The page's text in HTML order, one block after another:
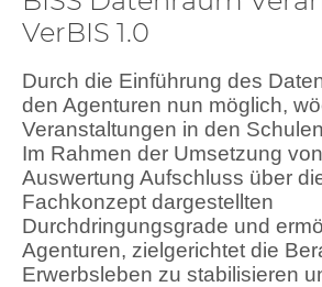
VerBIS 1.0
Durch die Einführung des
den Agenturen nun möglich,
Veranstaltungen in den
Im Rahmen der Umsetzung
Auswertung Aufschluss über
Fachkonzept dargestellten
Durchdringungsgrade und
Agenturen, zielgerichtet die
Erwerbsleben zu stabilisieren